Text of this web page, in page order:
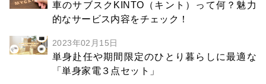
車のサブスクKINTO（キント）って何？魅力
的なサービス内容をチェック！
2023年02月15日
単身赴任や期間限定のひとり暮らしに最適な
「単身家電３点セット」